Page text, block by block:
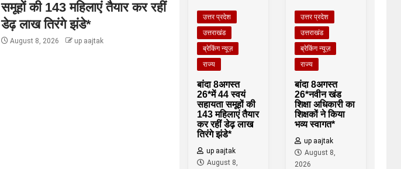
समूहों की 143 महिलाएं तैयार कर रहीं
डेढ़ लाख तिरंगे झंडे*
August 8, 2026 up aajtak
उत्तर प्रदेश
उत्तराखंड
ब्रेकिंग न्यूज़
राज्य
बांदा 8अगस्त
26*में 44 स्वयं
सहायता समूहों की
143 महिलाएं तैयार
कर रहीं डेढ़ लाख
तिरंगे झंडे*
up aajtak
August 8,
उत्तर प्रदेश
उत्तराखंड
ब्रेकिंग न्यूज़
राज्य
बांदा 8अगस्त
26*नवीन खंड
शिक्षा अधिकारी का
शिक्षकों ने किया
भव्य स्वागत*
up aajtak
August 8,
2026